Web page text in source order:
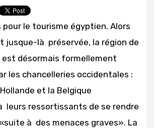
pour le tourisme égyptien. Alors
jusque-là préservée, la région de
est désormais formellement
les chancelleries occidentales :
et la Belgique
leurs ressortissants de se rendre
à des menaces graves». La